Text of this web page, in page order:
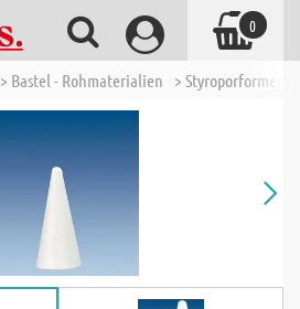
> Bastel - Rohmaterialien > Styroporformen
0